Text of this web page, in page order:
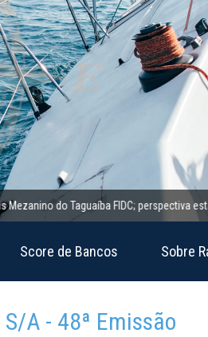
do Taguaíba FIDC; perspectiva estável
Score de Bancos Sobre
A - 48ª Emissão